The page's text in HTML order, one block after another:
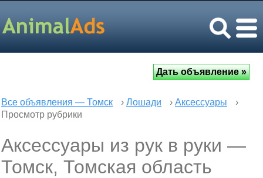
Все объявления — Томск › Лошади › Аксессуары
›
Просмотр рубрики
Аксессуары из рук в руки —
Томск, Томская область